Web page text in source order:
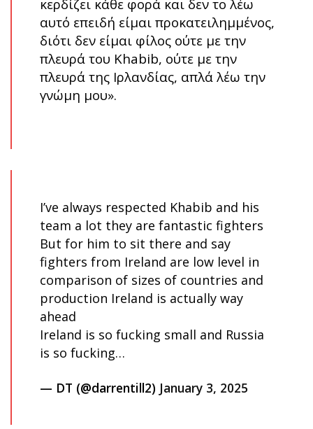
κερδίζει κάθε φορά και δεν το λέω
αυτό επειδή είμαι προκατειλημμένος,
διότι δεν είμαι φίλος ούτε με την
πλευρά του Khabib, ούτε με την
πλευρά της Ιρλανδίας, απλά λέω την
γνώμη μου».
I’ve always respected Khabib and his
team a lot they are fantastic fighters
But for him to sit there and say
fighters from Ireland are low level in
comparison of sizes of countries and
production Ireland is actually way
ahead
Ireland is so fucking small and Russia
is so fucking…
— DT (@darrentill2) January 3, 2025